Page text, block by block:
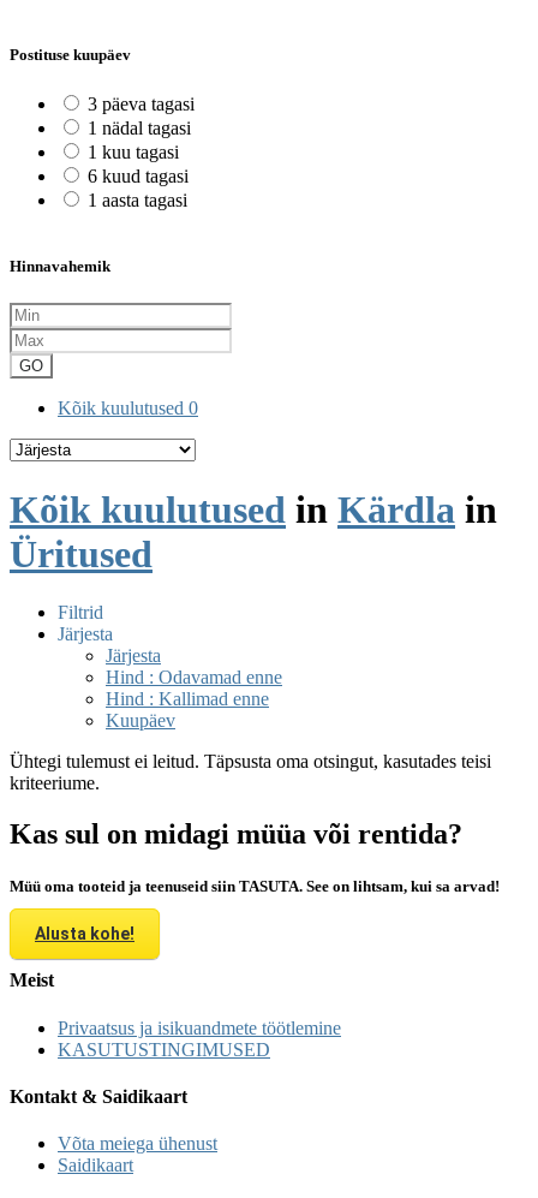
Postituse kuupäev
3 päeva tagasi
1 nädal tagasi
1 kuu tagasi
6 kuud tagasi
1 aasta tagasi
Hinnavahemik
GO
Kõik kuulutused 0
Kõik kuulutused in Kärdla in
Üritused
Filtrid
Järjesta
Järjesta
Hind : Odavamad enne
Hind : Kallimad enne
Kuupäev
Ühtegi tulemust ei leitud. Täpsusta oma otsingut, kasutades teisi
kriteeriume.
Kas sul on midagi müüa või rentida?
Müü oma tooteid ja teenuseid siin TASUTA. See on lihtsam, kui sa arvad!
Alusta kohe!
Meist
Privaatsus ja isikuandmete töötlemine
KASUTUSTINGIMUSED
Kontakt & Saidikaart
Võta meiega ühenust
Saidikaart